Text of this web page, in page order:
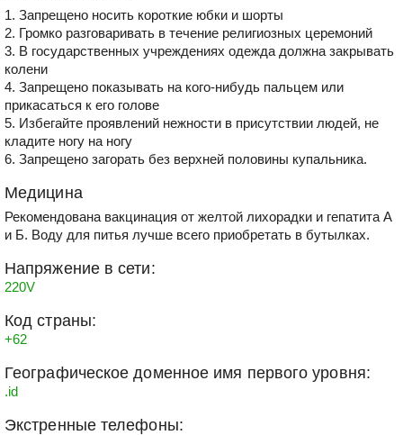
1. Запрещено носить короткие юбки и шорты
2. Громко разговаривать в течение религиозных церемоний
3. В государственных учреждениях одежда должна закрывать
колени
4. Запрещено показывать на кого-нибудь пальцем или
прикасаться к его голове
5. Избегайте проявлений нежности в присутствии людей, не
кладите ногу на ногу
6. Запрещено загорать без верхней половины купальника.
Медицина
Рекомендована вакцинация от желтой лихорадки и гепатита А
и Б. Воду для питья лучше всего приобретать в бутылках.
Напряжение в сети:
220V
Код страны:
+62
Географическое доменное имя первого уровня:
.id
Экстренные телефоны: